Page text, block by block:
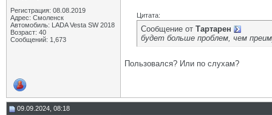
Регистрация: 08.08.2019
Адрес: Смоленск
Автомобиль: LADA Vesta SW 2018
Возраст: 40
Сообщений: 1,673
Цитата:
Сообщение от Тартарен
будет больше проблем, чем
Пользовался? Или по слухам?
09.09.2024, 08:18